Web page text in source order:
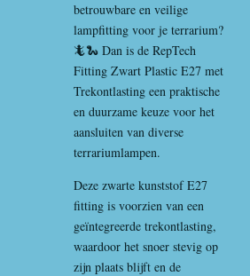
betrouwbare en veilige
lampfitting voor je terrarium?
🦎🐍 Dan is de RepTech
Fitting Zwart Plastic E27 met
Trekontlasting een praktische
en duurzame keuze voor het
aansluiten van diverse
terrariumlampen.
Deze zwarte kunststof E27
fitting is voorzien van een
geïntegreerde trekontlasting,
waardoor het snoer stevig op
zijn plaats blijft en de